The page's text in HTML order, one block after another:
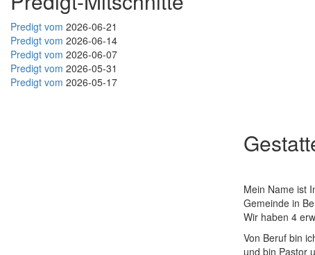
Predigt vom 2026-06-21
Predigt vom 2026-06-14
Predigt vom 2026-06-07
Predigt vom 2026-05-31
Predigt vom 2026-05-17
Mein Name ist
Gemeinde in
Wir haben 4
Von Beruf bin
und bin Pastor